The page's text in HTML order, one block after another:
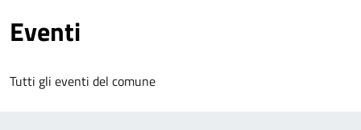
Eventi
Tutti gli eventi del comune